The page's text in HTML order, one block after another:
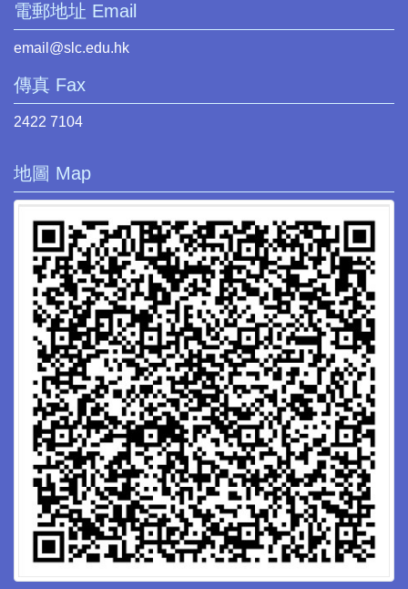
電郵地址 Email
email@slc.edu.hk
傳真 Fax
2422 7104
地圖 Map